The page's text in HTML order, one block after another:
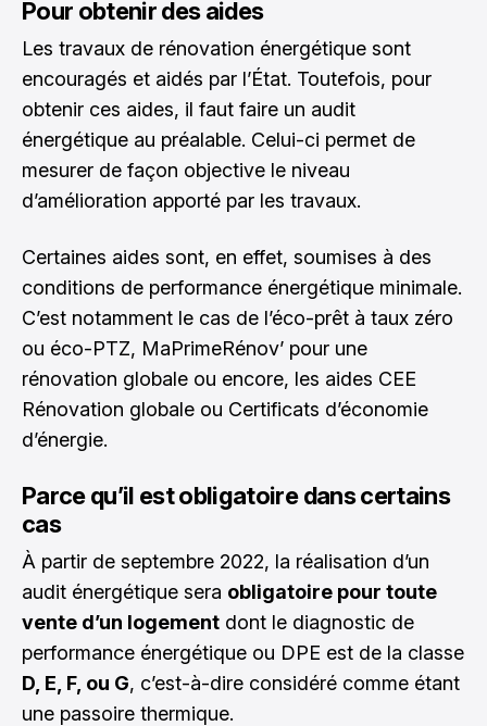
Pour obtenir des aides
Les travaux de rénovation énergétique sont
encouragés et aidés par l’État. Toutefois, pour
obtenir ces aides, il faut faire un audit
énergétique au préalable. Celui-ci permet de
mesurer de façon objective le niveau
d’amélioration apporté par les travaux.
Certaines aides sont, en effet, soumises à des
conditions de performance énergétique minimale.
C’est notamment le cas de l’éco-prêt à taux zéro
ou éco-PTZ, MaPrimeRénov’ pour une
rénovation globale ou encore, les aides CEE
Rénovation globale ou Certificats d’économie
d’énergie.
Parce qu’il est obligatoire dans certains
cas
À partir de septembre 2022, la réalisation d’un
audit énergétique sera obligatoire pour toute
vente d’un logement dont le diagnostic de
performance énergétique ou DPE est de la classe
D, E, F, ou G, c’est-à-dire considéré comme étant
une passoire thermique.